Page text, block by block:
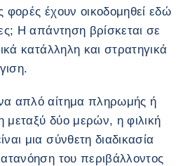
φορές έχουν οικοδομηθεί εδώ
Η απάντηση βρίσκεται σε
κατάλληλη και στρατηγικά
απλό αίτημα πληρωμής ή
μεταξύ δύο μερών, η φιλική
μια σύνθετη διαδικασία
του περιβάλλοντος